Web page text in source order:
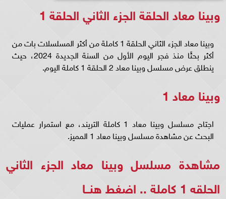
وبينا معاد الحلقة الجزء الثاني الحلقة 1
وبينا معاد الجزء الثاني الحلقة 1 كاملة من أكثر المسلسلات بات من
أكثر بحثًا منذ فجر اليوم الأول من السنة الجديدة 2024، حيث
ينطلق عرض مسلسل وبينا معاد 2 الحلقة 1 كاملة اليوم.
وبينا معاد 1
اجتاح مسلسل وبينا معاد 1 كاملة التريند، مع استمرار عمليات
البحث عن مشاهدة مسلسل وبينا معاد 1 المميز.
مشاهدة مسلسل وبينا معاد الجزء الثاني
الحلقه 1 كاملة ..
اضغط هنــا